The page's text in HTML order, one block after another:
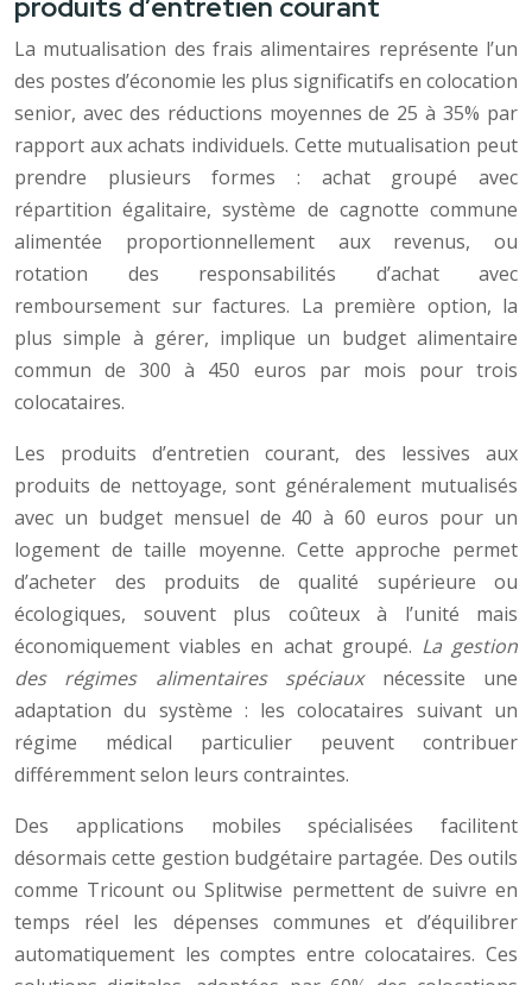
produits d’entretien courant
La mutualisation des frais alimentaires représente l’un
des postes d’économie les plus significatifs en colocation
senior, avec des réductions moyennes de 25 à 35% par
rapport aux achats individuels. Cette mutualisation peut
prendre plusieurs formes : achat groupé avec
répartition égalitaire, système de cagnotte commune
alimentée proportionnellement aux revenus, ou
rotation des responsabilités d’achat avec
remboursement sur factures. La première option, la
plus simple à gérer, implique un budget alimentaire
commun de 300 à 450 euros par mois pour trois
colocataires.
Les produits d’entretien courant, des lessives aux
produits de nettoyage, sont généralement mutualisés
avec un budget mensuel de 40 à 60 euros pour un
logement de taille moyenne. Cette approche permet
d’acheter des produits de qualité supérieure ou
écologiques, souvent plus coûteux à l’unité mais
économiquement viables en achat groupé. La gestion
des régimes alimentaires spéciauxnécessite une
adaptation du système : les colocataires suivant un
régime médical particulier peuvent contribuer
différemment selon leurs contraintes.
Des applications mobiles spécialisées facilitent
désormais cette gestion budgétaire partagée. Des outils
comme Tricount ou Splitwise permettent de suivre en
temps réel les dépenses communes et d’équilibrer
automatiquement les comptes entre colocataires. Ces